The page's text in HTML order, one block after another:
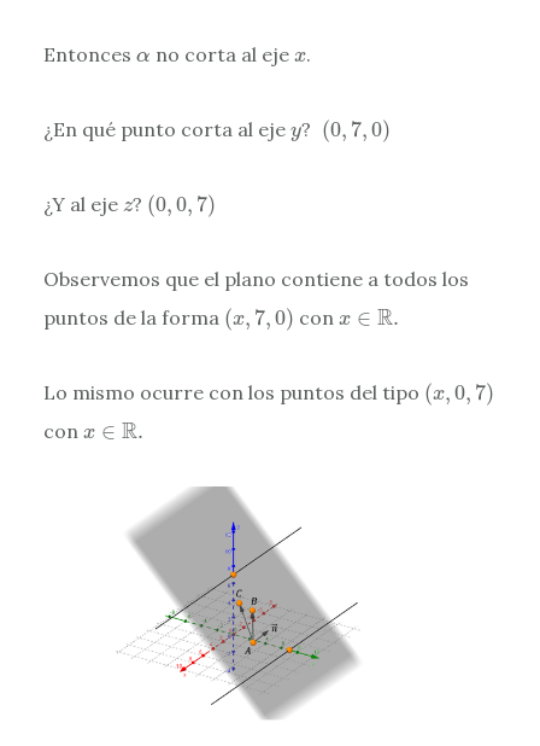
Entonces α
α no corta al eje x
x.
¿En qué punto corta al eje y
y? (0, 7,0)
0,7 ,0 )
¿Y al eje z
z? (0,0, 7)
(0 0, 7)
Observemos que el plano contiene a todos los
puntos de la forma (x, 7,0)
(x, ,0 ) con x ∈ R.
x ∈R.
Lo mismo ocurre con los puntos del tipo (x,0, 7)
(x, 0,7 )
con x ∈ R.
x ∈R.